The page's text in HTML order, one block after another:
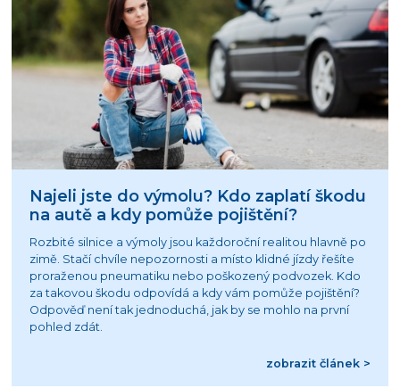
Najeli jste do výmolu? Kdo zaplatí škodu
na autě a kdy pomůže pojištění?
Rozbité silnice a výmoly jsou každoroční realitou hlavně po
zimě. Stačí chvíle nepozornosti a místo klidné jízdy řešíte
proraženou pneumatiku nebo poškozený podvozek. Kdo
za takovou škodu odpovídá a kdy vám pomůže pojištění?
Odpověď není tak jednoduchá, jak by se mohlo na první
pohled zdát.
zobrazit článek >